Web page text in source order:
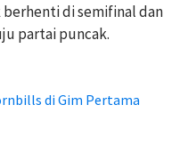
di semifinal dan
partai puncak.
di Gim Pertama